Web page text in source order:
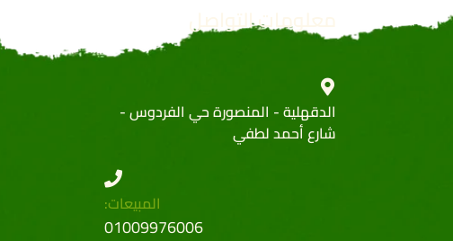
معلومات التواصل
الدقهلية - المنصورة حي الفردوس -
شارع أحمد لطفي
المبيعات:
01009976006